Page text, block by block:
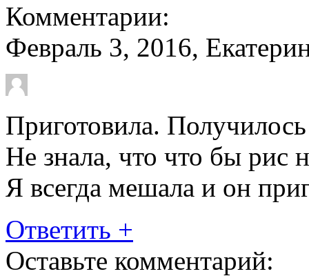
Комментарии:
Февраль 3, 2016,
Приготовила.
Не знала, что что бы рис
Я всегда мешала и он
Ответить +
Оставьте комментарий: